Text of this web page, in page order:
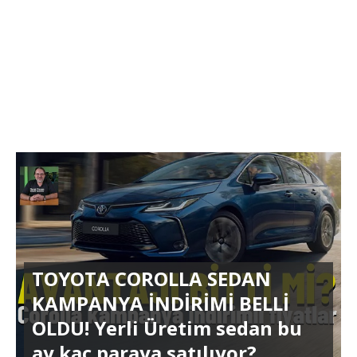
TOYOTA COROLLA SEDAN
KAMPANYA İNDİRİMİ BELLİ
OLDU! Yerli Üretim sedan bu